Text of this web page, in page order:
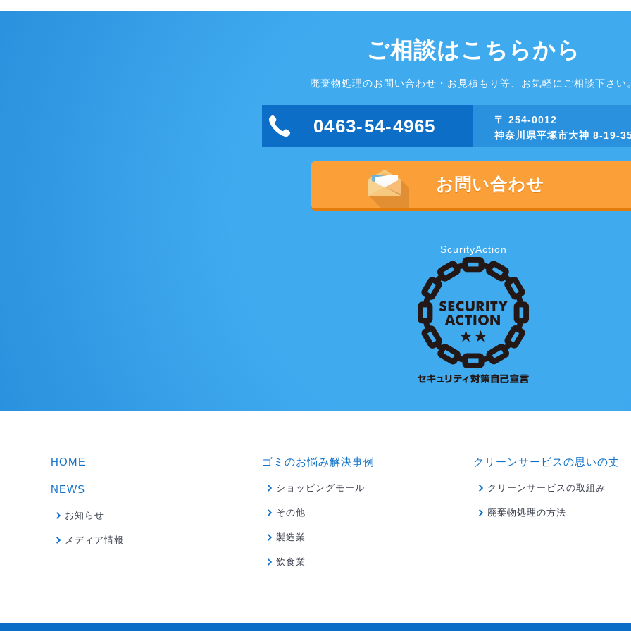
ご相談はこちらから
廃棄物処理のお問い合わせ・お見積もり等、お気軽にご相談下さい
0463-54-4965
〒 254-0012
神奈川県平塚市大神 8-19-
お問い合わせ
ScurityAction
HOME
NEWS
お知らせ
メディア情報
ゴミのお悩み解決事例
ショッピングモール
その他
製造業
飲食業
クリーンサービスの思いの丈
クリーンサービスの取組み
廃棄物処理の方法